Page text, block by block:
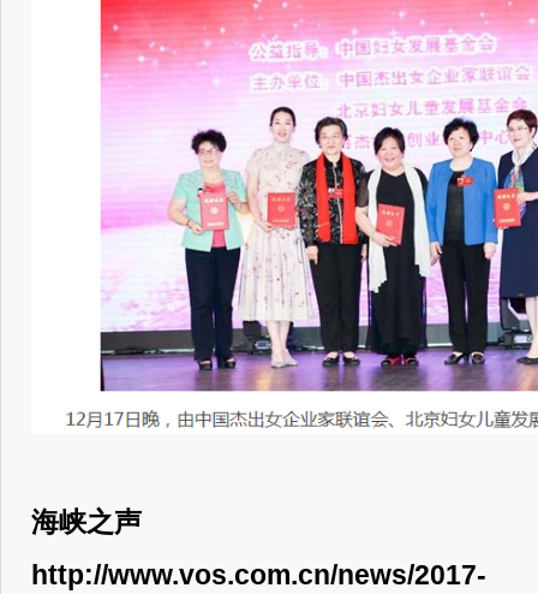
海峡之声
http://www.vos.com.cn/news/2017-